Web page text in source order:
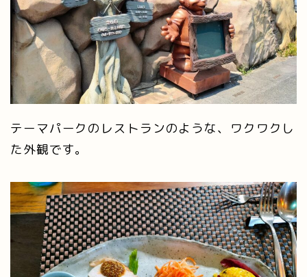
テーマパークのレストランのような、ワクワクし
た外観です。